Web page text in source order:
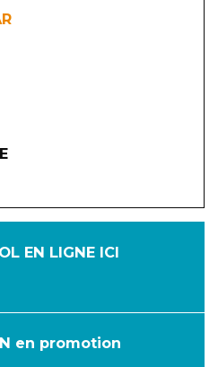
EN LIGNE ICI
en promotion
MAI JUIN
AOÛT SEPTEMBRE